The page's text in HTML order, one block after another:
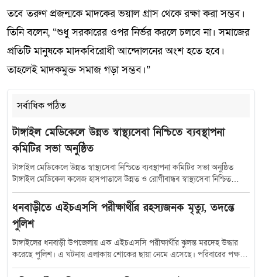
তবে তরুণ প্রজন্মকে মাদকের ভয়াল গ্রাস থেকে রক্ষা করা সম্ভব।
তিনি বলেন, “শুধু সরকারের ওপর নির্ভর করলে চলবে না। সমাজের
প্রতিটি মানুষকে মাদকবিরোধী আন্দোলনের অংশ হতে হবে।
তাহলেই মাদকমুক্ত সমাজ গড়া সম্ভব।”
সর্বাধিক পঠিত
টাঙ্গাইল মেডিকেলে উন্নত স্বাস্থ্যসেবা নিশ্চিতে ব্যবস্থাপনা
কমিটির সভা অনুষ্ঠিত
টাঙ্গাইল মেডিকেলে উন্নত স্বাস্থ্যসেবা নিশ্চিতে ব্যবস্থাপনা কমিটির সভা অনুষ্ঠিত
টাঙ্গাইল মেডিকেল কলেজ হাসপাতালে উন্নত ও রোগীবান্ধব স্বাস্থ্যসেবা নিশ্চিত
করতে হাসপাতাল ব্যবস্থাপনা কমিটির সমন্বয় সভা অনুষ্ঠিত হয়েছে। শুক্রবার (১০
জুলাই) সকাল সাড়ে ১০টায় হাসপাতালের কনফারেন্স রুমে আয়োজিত এ সভায়
সভাপতিত্ব করেন টাঙ্গাইল-৫ (সদর) আসনের সংসদ সদস্য মৎস্য ও প্রাণিসম্পদ
প্রতিমন্ত্রী এবং হাসপাতাল ব্যবস্থাপনা কমিটির সভাপতি সুলতান সালাউদ্দিন টুকু।
সভায় উপস্থিত ছিলেন স্বাস্থ্যসেবা বিভাগের যুগ্মসচিব মো.মুস্তাফিজুর রহমান জেলা
প্রশাসক শরীফা হক অতিরিক্ত জেলা প্রশাসক (সার্বিক) সঞ্জয় কুমার মহন্ত অতিরিক্ত
পুলিশ সুপার মো.রবিউল ইসলাম, টাঙ্গাইল গণপূর্ত বিভাগের নির্বাহী প্রকৌশলী শম্ভু
ধনবাড়ীতে এইচএসসি পরীক্ষার্থীর রহস্যজনক মৃত্যু, তদন্তে
পুলিশ
টাঙ্গাইলের ধনবাড়ী উপজেলায় এক এইচএসসি পরীক্ষার্থীর ঝুলন্ত মরদেহ উদ্ধার
করেছে পুলিশ। এ ঘটনায় এলাকায় শোকের ছায়া নেমে এসেছে। পরিবারের পক্ষ
থেকে প্রেমঘটিত বিষয়কে কেন্দ্র করে বিভিন্ন অভিযোগ তোলা হলেও, তদন্ত শেষ না